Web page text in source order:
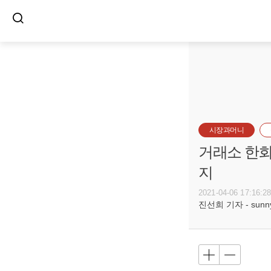
시장과머니
거래소 한
지
2021-04-06 17:16:28
진선희 기자 -